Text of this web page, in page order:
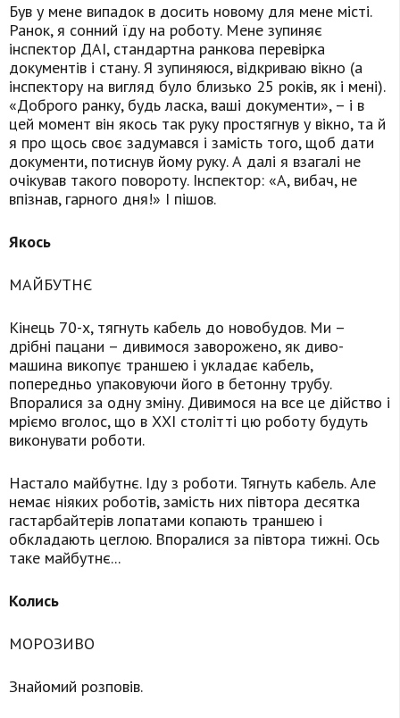
Був у мене випадок в досить новому для мене місті.
Ранок, я сонний їду на роботу. Мене зупиняє
інспектор ДАІ, стандартна ранкова перевірка
документів і стану. Я зупиняюся, відкриваю вікно (а
інспектору на вигляд було близько 25 років, як і мені).
«Доброго ранку, будь ласка, ваші документи», – і в
цей момент він якось так руку простягнув у вікно, та й
я про щось своє задумався і замість того, щоб дати
документи, потиснув йому руку. А далі я взагалі не
очікував такого повороту. Інспектор: «А, вибач, не
впізнав, гарного дня!» І пішов.
Якось
МАЙБУТНЄ
Кінець 70-х, тягнуть кабель до новобудов. Ми –
дрібні пацани – дивимося заворожено, як диво-
машина викопує траншею і укладає кабель,
попередньо упаковуючи його в бетонну трубу.
Впоралися за одну зміну. Дивимося на все це дійство і
мріємо вголос, що в ХХІ столітті цю роботу будуть
виконувати роботи.
Настало майбутнє. Іду з роботи. Тягнуть кабель. Але
немає ніяких роботів, замість них півтора десятка
гастарбайтерів лопатами копають траншею і
обкладають цеглою. Впоралися за півтора тижні. Ось
таке майбутнє...
Колись
МОРОЗИВО
Знайомий розповів.